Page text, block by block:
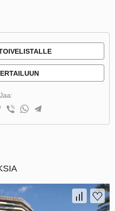
Jaa: